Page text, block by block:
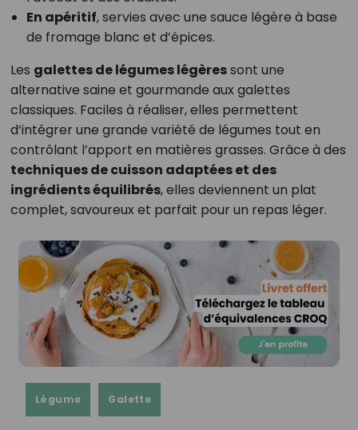
En apéritif, servies avec une sauce légère à base
de fromage blanc et d’épices.
Les galettes de légumes légèressont une
alternative saine et gourmande aux galettes
classiques. Faciles à réaliser, elles permettent
d’intégrer une grande variété de légumes tout en
contrôlant l’apport en matières grasses. Grâce à des
techniques de cuisson adaptées et des
ingrédients équilibrés, elles deviennent un plat
complet, savoureux et parfait pour un repas léger.
Légume Galette